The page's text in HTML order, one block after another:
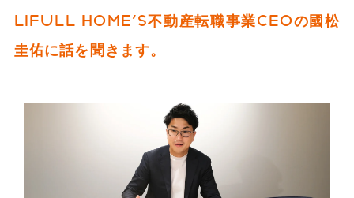
LIFULL HOME'S不動産転職事業CEOの國松
圭佑に話を聞きます。